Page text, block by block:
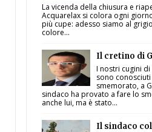
La vicenda della chiusura e
Acquarelax si colora ogni
più cupe: adesso siamo al
colore...
Il cretino di
I nostri cugini
sono
smemorato, a
sindaco ha provato a fare lo
anche lui, ma è stato...
Il sindaco